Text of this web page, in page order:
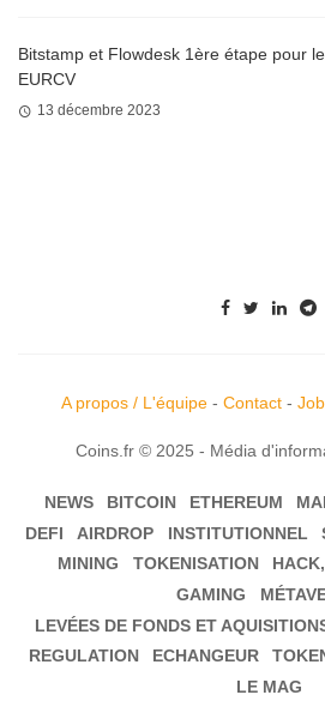
Bitstamp et Flowdesk 1ère étape pour
EURCV
13 décembre 2023
A propos / L'équipe- Contact-
Coins.fr © 2025 - Média
NEWS BITCOIN ETHEREUM
DEFI
AIRDROP INSTITUTIONNEL
MINING
TOKENISATION
GAMING
LEVÉES DE FONDS ET
REGULATION
ECHANGEUR
LE MAG